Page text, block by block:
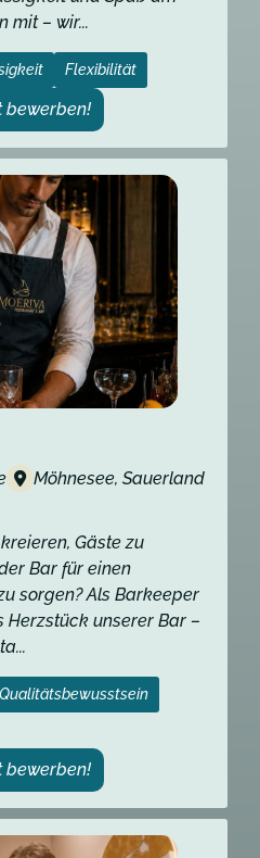
mit – wir...
Flexibilität
bewerben!
Möhnesee, Sauerland
Gäste zu
Bar für einen
sorgen? Als Barkeeper
unserer Bar –
Qualitätsbewusstsein
bewerben!